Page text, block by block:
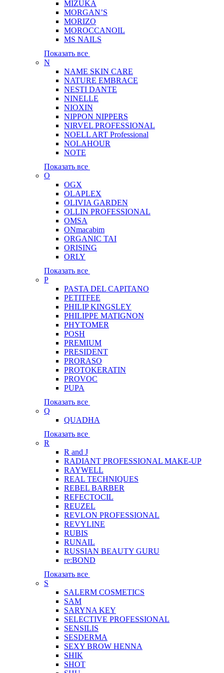
MIZUKA
MORGAN’S
MORIZO
MOROCCANOIL
MS NAILS
Показать все
N
NAME SKIN CARE
NATURE EMBRACE
NESTI DANTE
NINELLE
NIOXIN
NIPPON NIPPERS
NIRVEL PROFESSIONAL
NOELL ART Professional
NOLAHOUR
NOTE
Показать все
O
OGX
OLAPLEX
OLIVIA GARDEN
OLLIN PROFESSIONAL
OMSA
ONmacabim
ORGANIC TAI
ORISING
ORLY
Показать все
P
PASTA DEL CAPITANO
PETITFEE
PHILIP KINGSLEY
PHILIPPE MATIGNON
PHYTOMER
POSH
PREMIUM
PRESIDENT
PRORASO
PROTOKERATIN
PROVOC
PUPA
Показать все
Q
QUADHA
Показать все
R
R and J
RADIANT PROFESSIONAL MAKE-UP
RAYWELL
REAL TECHNIQUES
REBEL BARBER
REFECTOCIL
REUZEL
REVLON PROFESSIONAL
REVYLINE
RUBIS
RUNAIL
RUSSIAN BEAUTY GURU
re:BOND
Показать все
S
SALERM COSMETICS
SAM
SARYNA KEY
SELECTIVE PROFESSIONAL
SENSILIS
SESDERMA
SEXY BROW HENNA
SHIK
SHOT